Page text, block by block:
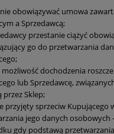
obowiązywać umowa
a Sprzedawcą;
przestanie ciążyć
go do przetwarzania
dochodzenia
lub Sprzedawcę,
przez Sklep;
przyjęty sprzeciw Kupującego
jego danych osobowych
gdy podstawą